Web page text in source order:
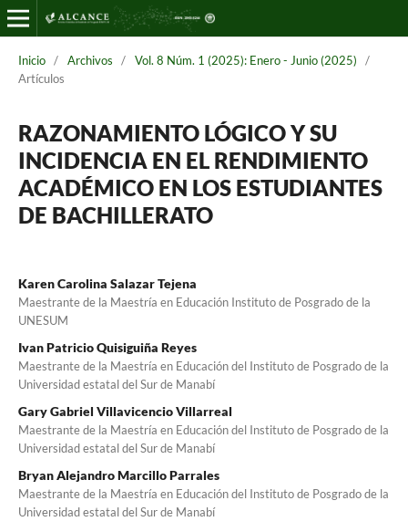
Inicio / Archivos / Vol. 8 Núm. 1 (2025): Enero - Junio (2025)
/
Artículos
RAZONAMIENTO LÓGICO Y SU
INCIDENCIA EN EL RENDIMIENTO
ACADÉMICO EN LOS ESTUDIANTES
DE BACHILLERATO
Karen Carolina Salazar Tejena
Maestrante de la Maestría en Educación Instituto de Posgrado de la
UNESUM
Ivan Patricio Quisiguiña Reyes
Maestrante de la Maestría en Educación del Instituto de Posgrado de la
Universidad estatal del Sur de Manabí
Gary Gabriel Villavicencio Villarreal
Maestrante de la Maestría en Educación del Instituto de Posgrado de la
Universidad estatal del Sur de Manabí
Bryan Alejandro Marcillo Parrales
Maestrante de la Maestría en Educación del Instituto de Posgrado de la
Universidad estatal del Sur de Manabí